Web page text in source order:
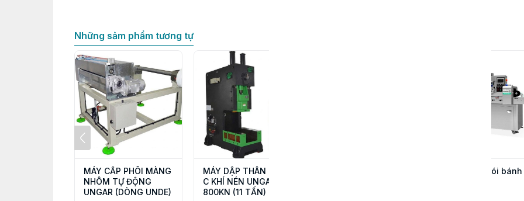
Những sảm phẩm tương tự
MÁY CẤP PHÔI MÀNG
NHÔM TỰ ĐỘNG
UNGAR (DÒNG UNDE)
MÁY DẬP THÂN CHỮ
C KHÍ NÉN UNGAR
800KN (11 TẤN)
Máy đóng gói bánh